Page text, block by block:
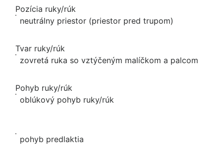
Pozícia ruky/rúk
neutrálny priestor (priestor pred trupom)
Tvar ruky/rúk
zovretá ruka so vztýčeným malíčkom a palcom
Pohyb ruky/rúk
oblúkový pohyb ruky/rúk
pohyb predlaktia